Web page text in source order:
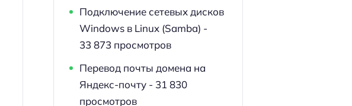
Подключение сетевых дисков
Windows в Linux (Samba) -
33 873 просмотров
Перевод почты домена на
Яндекс-почту- 31 830
просмотров